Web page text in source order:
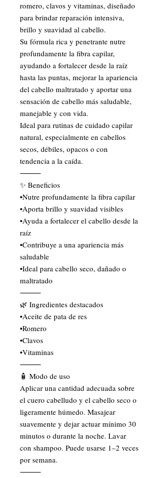
romero, clavos y vitaminas, diseñado
para brindar reparación intensiva,
brillo y suavidad al cabello.
Su fórmula rica y penetrante nutre
profundamente la fibra capilar,
ayudando a fortalecer desde la raíz
hasta las puntas, mejorar la apariencia
del cabello maltratado y aportar una
sensación de cabello más saludable,
manejable y con vida.
Ideal para rutinas de cuidado capilar
natural, especialmente en cabellos
secos, débiles, opacos o con
tendencia a la caída.
⸻
✨ Beneficios
•Nutre profundamente la fibra capilar
•Aporta brillo y suavidad visibles
•Ayuda a fortalecer el cabello desde la
raíz
•Contribuye a una apariencia más
saludable
•Ideal para cabello seco, dañado o
maltratado
⸻
🌿 Ingredientes destacados
•Aceite de pata de res
•Romero
•Clavos
•Vitaminas
⸻
🧴 Modo de uso
Aplicar una cantidad adecuada sobre
el cuero cabelludo y el cabello seco o
ligeramente húmedo. Masajear
suavemente y dejar actuar mínimo 30
minutos o durante la noche. Lavar
con shampoo. Puede usarse 1–2 veces
por semana.
⸻